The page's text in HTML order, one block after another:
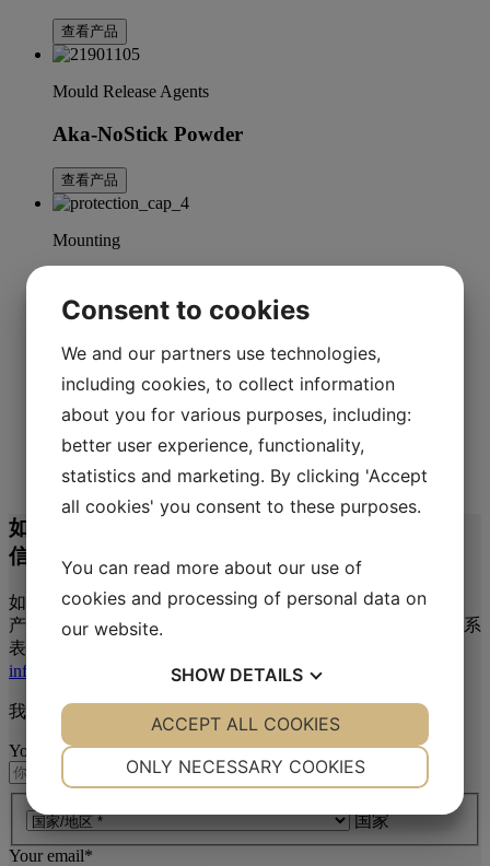
查看产品
Mould Release Agents
Aka-NoStick Powder
查看产品
Mounting
Hot Mounting
Aka-Resin Phenolic SEM – 7.5 千克
查看产品
如需了解更多
信息或咨询
如果您想讨论项目或合作事宜，或对我们的
产品有任何疑问，我们很乐意听取您的意见。您可以通过联系
表格与我们的相关人员取得联系，也可以写信给我们
info@akasel.com
我们会尽快给您回复。一般回复时间为 2 个工作日
Your name*
Country / region*
国家
Your email*
Consent to cookies
We and our partners use technologies,
including cookies, to collect information
about you for various purposes, including:
better user experience, functionality,
statistics and marketing. By clicking 'Accept
all cookies' you consent to these purposes.
You can read more about our use of
cookies and processing of personal data on
our website.
SHOW DETAILS
YES NO YES NO
MARKETING STATISTICS
ONLY NECESSARY COOKIES
ACCEPT ALL COOKIES